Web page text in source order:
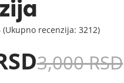
(Ukupno recenzija: 3212)
3,000 RSD